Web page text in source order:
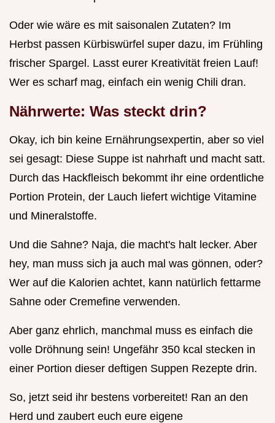
Oder wie wäre es mit saisonalen Zutaten? Im
Herbst passen Kürbiswürfel super dazu, im Frühling
frischer Spargel. Lasst eurer Kreativität freien Lauf!
Wer es scharf mag, einfach ein wenig Chili dran.
Nährwerte: Was steckt drin?
Okay, ich bin keine Ernährungsexpertin, aber so viel
sei gesagt: Diese Suppe ist nahrhaft und macht satt.
Durch das Hackfleisch bekommt ihr eine ordentliche
Portion Protein, der Lauch liefert wichtige Vitamine
und Mineralstoffe.
Und die Sahne? Naja, die macht's halt lecker. Aber
hey, man muss sich ja auch mal was gönnen, oder?
Wer auf die Kalorien achtet, kann natürlich fettarme
Sahne oder Cremefine verwenden.
Aber ganz ehrlich, manchmal muss es einfach die
volle Dröhnung sein! Ungefähr 350 kcal stecken in
einer Portion dieser deftigen Suppen Rezepte drin.
So, jetzt seid ihr bestens vorbereitet! Ran an den
Herd und zaubert euch eure eigene